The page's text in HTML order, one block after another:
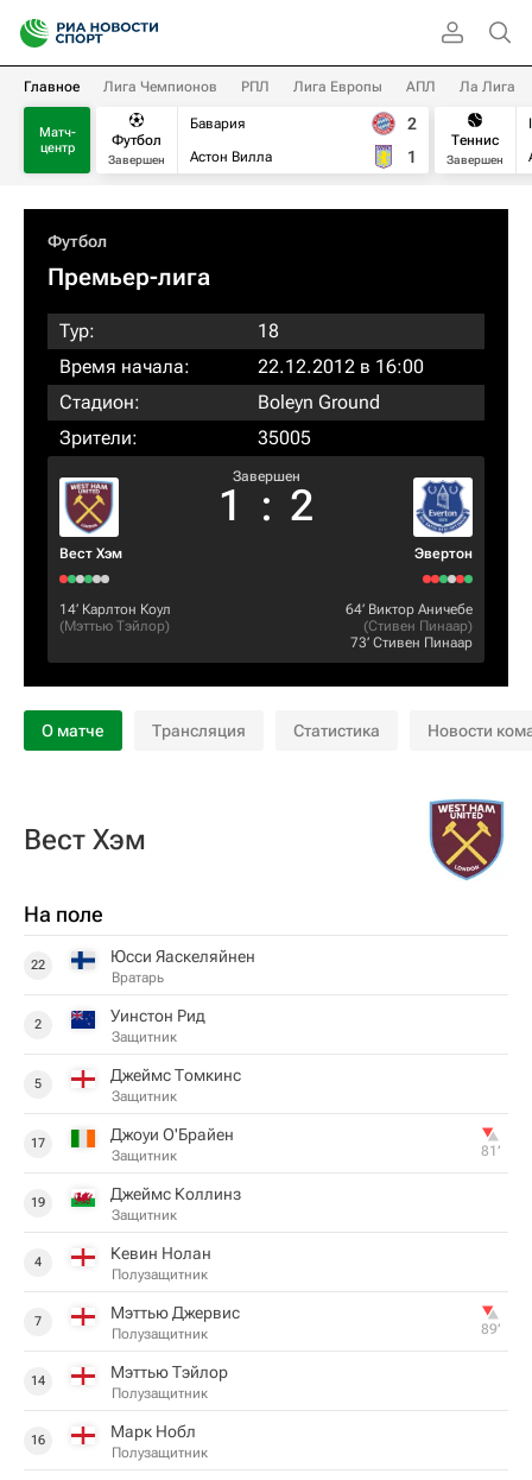
Главное Лига Чемпионов РПЛ Лига Европы АПЛ Ла Лига
Матч-
центр
Футбол
Завершен
Бавария
Астон Вилла
2
1
Теннис
Завершен
Футбол
Премьер-лига
Тур:
18
Время начала:
22.12.2012 в 16:00
Стадион:
Boleyn Ground
Зрители:
35005
Вест Хэм
Завершен
1 : 2
Эвертон
14‎’‎ Карлтон Коул
(Мэттью Тэйлор)
64‎’‎ Виктор Аничебе
(Стивен Пинаар)
73‎’‎ Стивен Пинаар
О матче Трансляция Статистика Новости
Вест Хэм
На поле
22 Юсси Яаскеляйнен
Вратарь
2 Уинстон Рид
Защитник
5 Джеймс Томкинс
Защитник
17 Джоуи О'Брайен
Защитник 81‎’‎
19 Джеймс Коллинз
Защитник
4 Кевин Нолан
Полузащитник
7 Мэттью Джервис
Полузащитник 89‎’‎
14 Мэттью Тэйлор
Полузащитник
16 Марк Нобл
Полузащитник